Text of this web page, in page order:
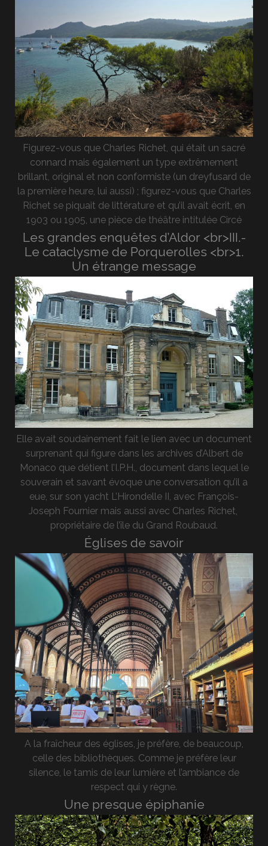
Figurez-vous que Charles Richet, qui était un sacré
connard mais également un type extrêmement
brillant, original et non conformiste (un dreyfusard de
la première heure, lui aussi) ; figurez-vous que Charles
Richet se piquait de littérature et qu’il avait écrit, en
1903 ou 1905, une pièce de théâtre intitulée Circé
Les grandes enquêtes d’Aldor <br>III.-
Le cataclysme de Porquerolles <br>1.
Un étrange message
Elle avait soudainement fait le lien avec un document
surprenant qui figure dans les archives d’Albert de
Monaco que détient l’I.P.H., document dans lequel le
souverain et savant évoque une conversation qu’il a
eue, sur son yacht L’Hirondelle II, avec François-
Joseph Fournier mais aussi avec Charles Richet,
propriétaire de l’île du Grand Roubaud.
Églises de savoir
A la fraîcheur des églises, je préfère, de beaucoup,
celle des bibliothèques. Comme je préfère leur
silence, le tamis de leur lumière et l’ambiance de
respect qui y règne.
Une presque épiphanie